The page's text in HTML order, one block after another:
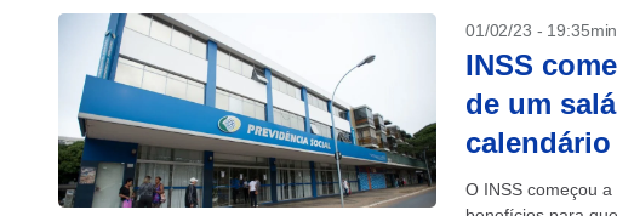
01/02/23 - 19:35min
INSS
de um
calendário
O INSS começou